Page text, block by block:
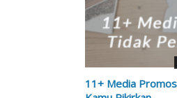
11+ Media